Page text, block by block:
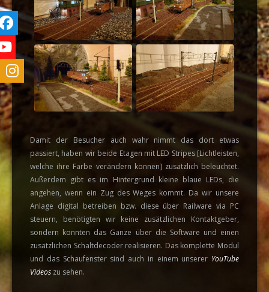
Damit der Besucher auch wahr nimmt das dort etwas
passiert, haben wir beide Etagen mit LED Stripes [Lichtleisten,
welche ihre Farbe verändern können] zusätzlich beleuchtet.
Außerdem gibt es im Hintergrund kleine blaue LEDs, die
angehen, wenn ein Zug des Weges kommt. Da wir unsere
Anlage digital betreiben bzw. diese über Railware via PC
steuern, benötigten wir keine zusätzlichen Kontaktgeber,
sondern konnten das Ganze über die Software und einen
zusätzlichen Schaltdecoder realisieren. Das komplette Modul
und das Schaufenster sind auch in einem unserer YouTube
Videos zu sehen.